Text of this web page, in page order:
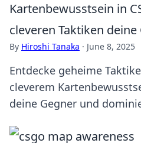
Kartenbewusstsein in
cleveren Taktiken
By Hiroshi Tanaka · June 8, 2025
Entdecke geheime
cleverem
deine Gegner und